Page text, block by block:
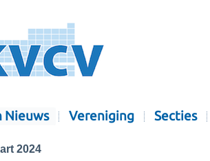
Vereniging Secties
2024